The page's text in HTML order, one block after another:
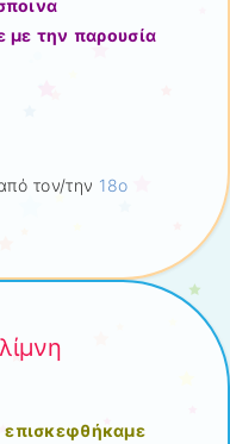
με την παρουσία
τον/την 18ο